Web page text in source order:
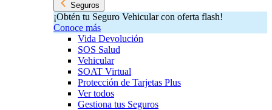
Seguros
¡Obtén tu Seguro Vehicular con oferta flash!
Conoce más
Vida Devolución
SOS Salud
Vehicular
SOAT Virtual
Protección de Tarjetas Plus
Ver todos
Gestiona tus Seguros